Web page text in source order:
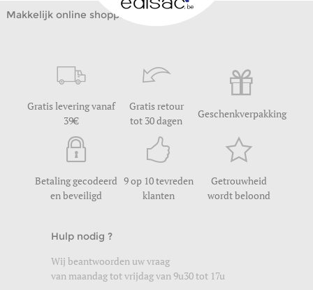
Makkelijk online shoppen
Gratis levering vanaf
39
Gratis retour
tot 30 dagen
Geschenkverpakking
Betaling gecodeerd
en beveiligd
9 op 10 tevreden
klanten
Getrouwheid
wordt beloond
Hulp nodig ?
Wij beantwoorden uw vraag
van maandag tot vrijdag van 9u30 tot 17u